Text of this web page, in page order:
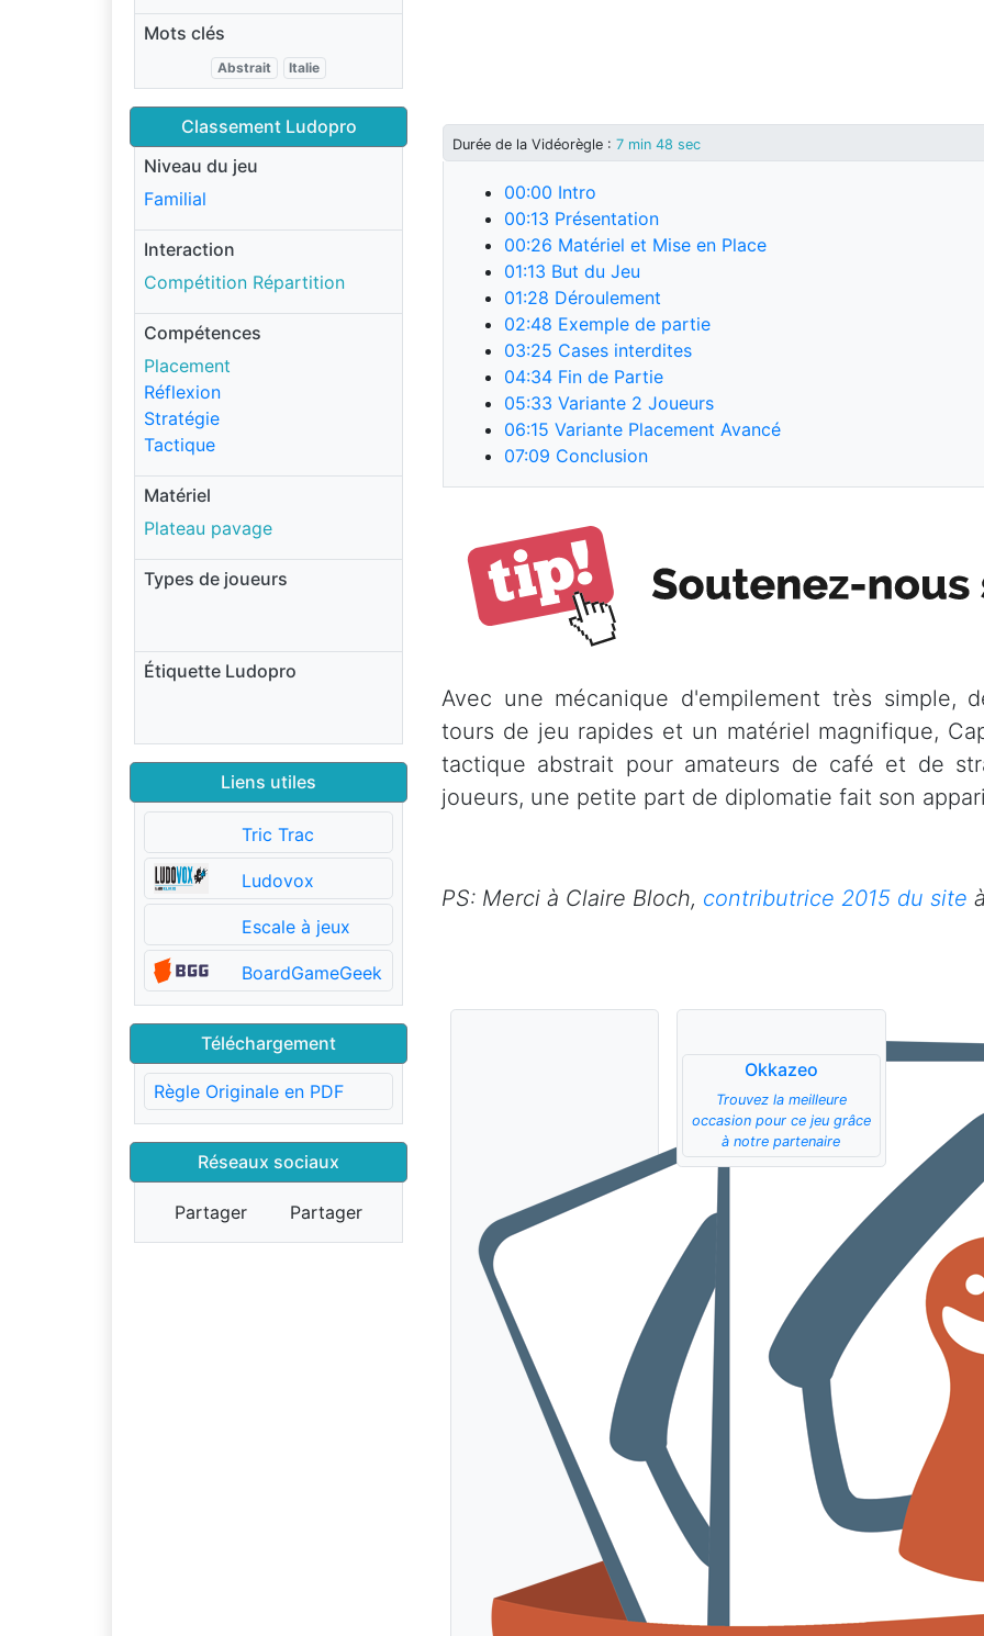
Mots clés
Abstrait Italie
Classement Ludopro
Niveau du jeu
Familial
Interaction
Compétition Répartition
Compétences
Placement
Réflexion
Stratégie
Tactique
Matériel
Plateau pavage
Types de joueurs
Étiquette Ludopro
Liens utiles
Tric Trac
Ludovox
Escale à jeux
BoardGameGeek
Téléchargement
Règle Originale en PDF
Réseaux sociaux
Partager Partager
Durée de la Vidéorègle : 7 min 48 sec
00:00 Intro
00:13 Présentation
00:26 Matériel et Mise en Place
01:13 But du Jeu
01:28 Déroulement
02:48 Exemple de partie
03:25 Cases interdites
04:34 Fin de Partie
05:33 Variante 2 Joueurs
06:15 Variante Placement Avancé
07:09 Conclusion
Avec une mécanique d'empilement très simple,
tours de jeu rapides et un matériel magnifique,
tactique abstrait pour amateurs de café et de
joueurs, une petite part de diplomatie fait son
PS: Merci à Claire Bloch, contributrice 2015 du site
Okkazeo
Trouvez la meilleure
occasion pour ce jeu grâce
à notre partenaire